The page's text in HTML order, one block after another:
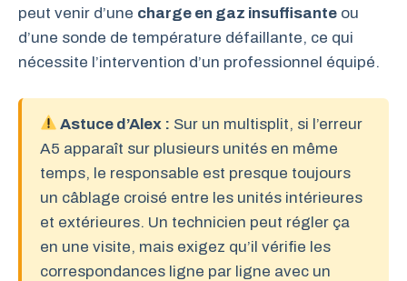
peut venir d’une charge en gaz insuffisante ou
d’une sonde de température défaillante, ce qui
nécessite l’intervention d’un professionnel équipé.
Astuce d’Alex : Sur un multisplit, si l’erreur
A5 apparaît sur plusieurs unités en même
temps, le responsable est presque toujours
un câblage croisé entre les unités intérieures
et extérieures. Un technicien peut régler ça
en une visite, mais exigez qu’il vérifie les
correspondances ligne par ligne avec un